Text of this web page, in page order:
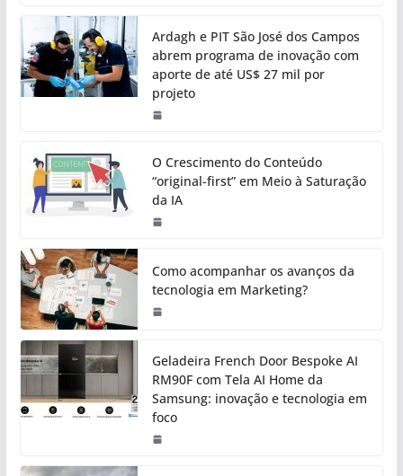
Ardagh e PIT São José dos Campos
abrem programa de inovação com
aporte de até US$ 27 mil por
projeto
O Crescimento do Conteúdo
“original-first” em Meio à Saturação
da IA
Como acompanhar os avanços da
tecnologia em Marketing?
Geladeira French Door Bespoke AI
RM90F com Tela AI Home da
Samsung: inovação e tecnologia em
foco